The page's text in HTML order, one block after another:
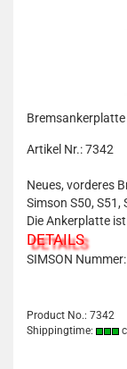
Bremsankerplatte
Artikel Nr.: 7342
Neues, vorderes
Simson S50, S51,
Die Ankerplatte
DETAILS
SIMSON
Product No.: 7342
Shippingtime: